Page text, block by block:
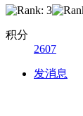
积分
2607
发消息